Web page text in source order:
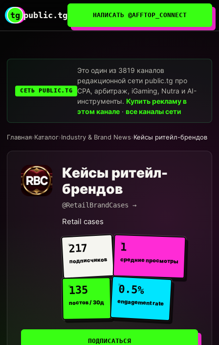
tg public.tg НАПИСАТЬ @AFFTOP_CONNECT
СЕТЬ PUBLIC.TG
Это один из 3819 каналов
редакционной сети public.tg про
CPA, арбитраж, iGaming, Nutra и AI-
инструменты.Купить рекламу в
этом канале ·все каналы сети
Главная›Каталог›Industry & Brand News›Кейсы ритейл-брендов
Кейсы ритейл-
брендов
@RetailBrandCases →
Retail cases
217
подписчиков
1
средние просмотры
135
постов / 30д
0.5%
engagement rate
ПОДПИСАТЬСЯ